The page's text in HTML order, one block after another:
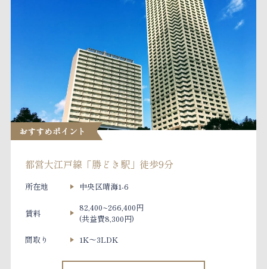
おすすめポイント
都営大江戸線「勝どき駅」徒歩9分
所在地 中央区晴海1-6
賃料
82,400~266,400円
(共益費8,300円)
間取り
1K～3LDK